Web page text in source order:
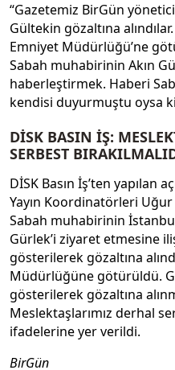
“Gazetemiz BirGün
Gültekin gözaltına
Emniyet Müdürlüğü’ne
Sabah muhabirinin Akın
haberleştirmek. Haberi
kendisi duyurmuştu oysa
DİSK BASIN İŞ:
SERBEST
DİSK Basın İş’ten yapılan
Yayın Koordinatörleri
Sabah muhabirinin İstanbul
Gürlek’i ziyaret etmesine
gösterilerek gözaltına
Müdürlüğüne götürüldü.
gösterilerek gözaltına
Meslektaşlarımız derhal
ifadelerine yer verildi.
BirGün